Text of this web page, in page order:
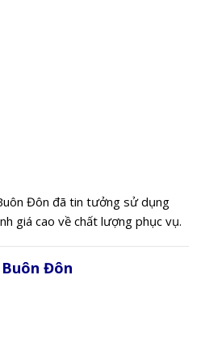
Đôn đã tin tưởng sử dụng
giá cao về chất lượng phục vụ.
Đôn